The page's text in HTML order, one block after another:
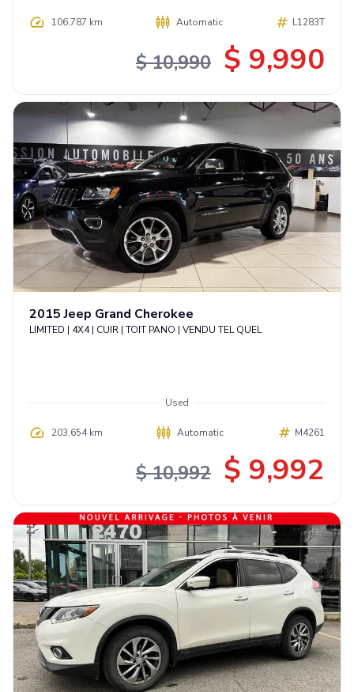
106,787 km Automatic L1283T
$ 10,990 $ 9,990
2015 Jeep Grand Cherokee
LIMITED | 4X4 | CUIR | TOIT PANO | VENDU TEL QUEL
Used
203,654 km Automatic M4261
$ 10,992 $ 9,992